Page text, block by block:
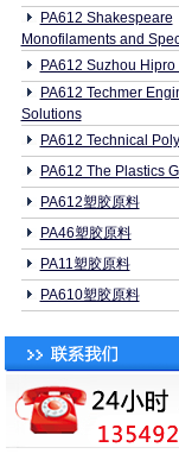
PA612 Shakespeare
Monofilaments and
PA612 Suzhou
PA612 Techmer
Solutions
PA612 Technical
PA612 The Plastics
PA612塑胶原料
PA46塑胶原料
PA11塑胶原料
PA610塑胶原料